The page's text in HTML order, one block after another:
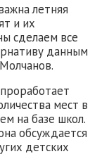
летняя
и их
сделаем все
данным
мест в
на базе школ.
обсуждается
детских